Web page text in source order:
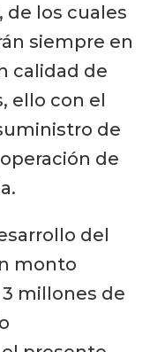
de los cuales
siempre en
calidad de
ello con el
de
de
del
monto
millones de